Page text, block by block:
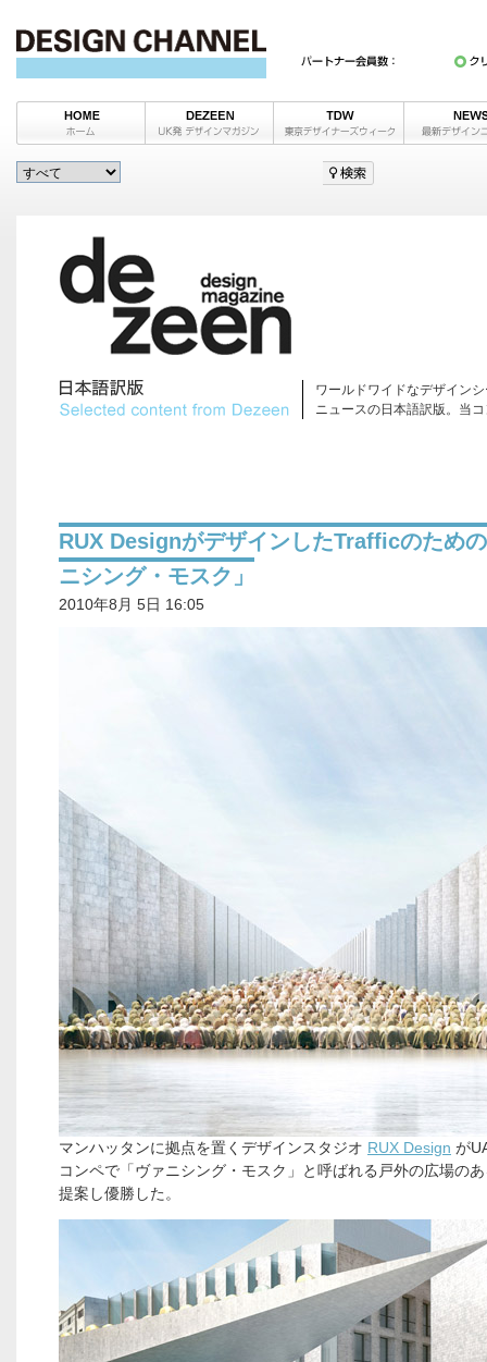
ワールドワイドなデザイン
ニュースの日本語訳版。当
RUX DesignがデザインしたTrafficのため
ニシング・モスク」
2010年8月 5日 16:05
マンハッタンに拠点を置くデザインスタジオ RUX Design が
コンペで「ヴァニシング・モスク」と呼ばれる戸外の広場の
提案し優勝した。